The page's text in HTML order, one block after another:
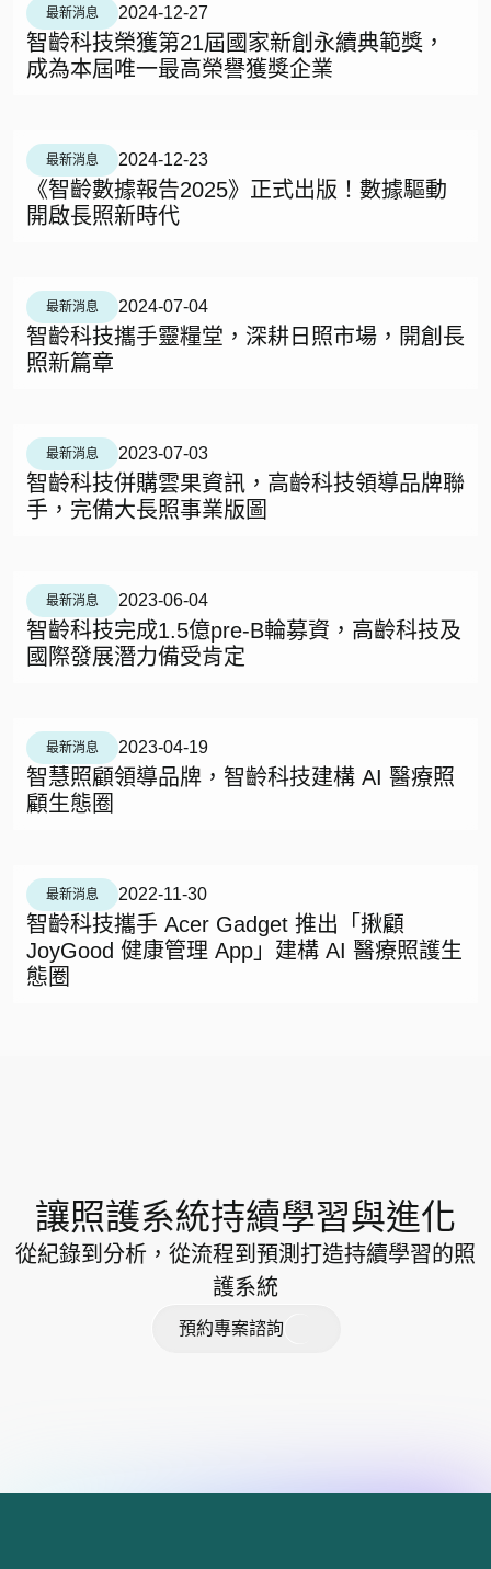
最新消息 2024-12-27
智齡科技榮獲第21屆國家新創永續典範獎，
成為本屆唯一最高榮譽獲獎企業
最新消息 2024-12-23
《智齡數據報告2025》正式出版！數據驅動
開啟長照新時代
最新消息 2024-07-04
智齡科技攜手靈糧堂，深耕日照市場，開創長
照新篇章
最新消息 2023-07-03
智齡科技併購雲果資訊，高齡科技領導品牌聯
手，完備大長照事業版圖
最新消息 2023-06-04
智齡科技完成1.5億pre-B輪募資，高齡科技及
國際發展潛力備受肯定
最新消息 2023-04-19
智慧照顧領導品牌，智齡科技建構 AI 醫療照
顧生態圈
最新消息 2022-11-30
智齡科技攜手 Acer Gadget 推出「揪顧
JoyGood 健康管理 App」建構 AI 醫療照護生
態圈
讓照護系統持續學習與進化
從紀錄到分析，從流程到預測打造持續學習的照
護系統
預約專案諮詢